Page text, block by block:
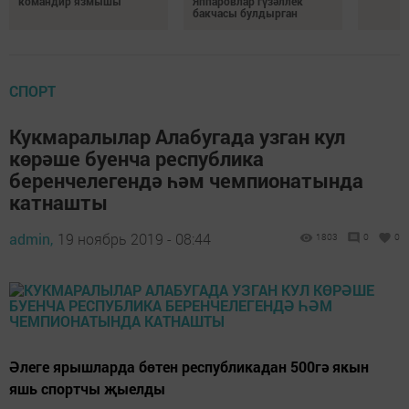
бакчасы булдырган
СПОРТ
Кукмаралылар Алабугада узган кул
көрәше буенча республика
беренчелегендә һәм чемпионатында
катнашты
admin, 19 ноябрь 2019 - 08:44 1803 0 0
Әлеге ярышларда бөтен республикадан 500гә якын
яшь спортчы җыелды